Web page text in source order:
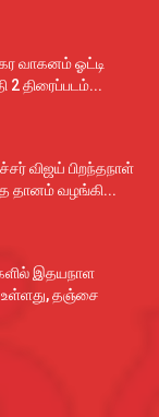
வாகனம் ஓட்டி
2 திரைப்படம்...
விஜய் பிறந்தநாள்
தானம் வழங்கி...
இதயநாள
உள்ளது, தஞ்சை